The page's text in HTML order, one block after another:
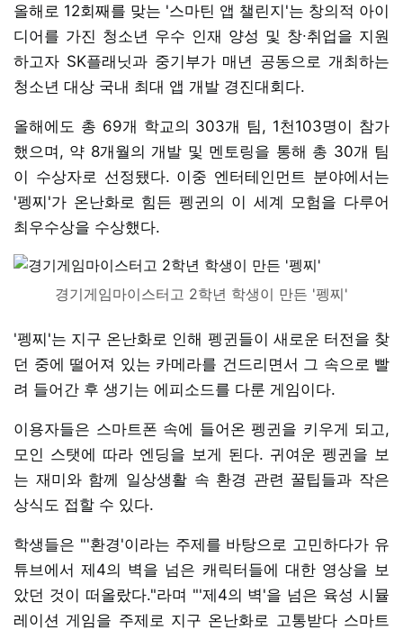
올해로 12회째를 맞는 '스마틴 앱 챌린지'는 창의적 아이
디어를 가진 청소년 우수 인재 양성 및 창∙취업을 지원
하고자 SK플래닛과 중기부가 매년 공동으로 개최하는
청소년 대상 국내 최대 앱 개발 경진대회다.
올해에도 총 69개 학교의 303개 팀, 1천103명이 참가
했으며, 약 8개월의 개발 및 멘토링을 통해 총 30개 팀
이 수상자로 선정됐다. 이중 엔터테인먼트 분야에서는
'펭찌'가 온난화로 힘든 펭귄의 이 세계 모험을 다루어
최우수상을 수상했다.
경기게임마이스터고 2학년 학생이 만든 '펭찌'
'펭찌'는 지구 온난화로 인해 펭귄들이 새로운 터전을 찾
던 중에 떨어져 있는 카메라를 건드리면서 그 속으로 빨
려 들어간 후 생기는 에피소드를 다룬 게임이다.
이용자들은 스마트폰 속에 들어온 펭귄을 키우게 되고,
모인 스탯에 따라 엔딩을 보게 된다. 귀여운 펭귄을 보
는 재미와 함께 일상생활 속 환경 관련 꿀팁들과 작은
상식도 접할 수 있다.
학생들은 "'환경'이라는 주제를 바탕으로 고민하다가 유
튜브에서 제4의 벽을 넘은 캐릭터들에 대한 영상을 보
았던 것이 떠올랐다."라며 "'제4의 벽'을 넘은 육성 시뮬
레이션 게임을 주제로 지구 온난화로 고통받다 스마트